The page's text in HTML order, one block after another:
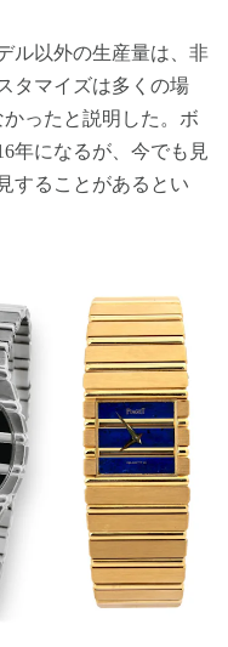
ル以外の生産量は、非
タマイズは多くの場
ったと説明した。ボ
年になるが、今でも見
することがあるとい